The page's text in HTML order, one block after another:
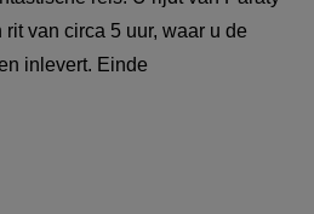
van circa 5 uur, waar u de
inlevert. Einde